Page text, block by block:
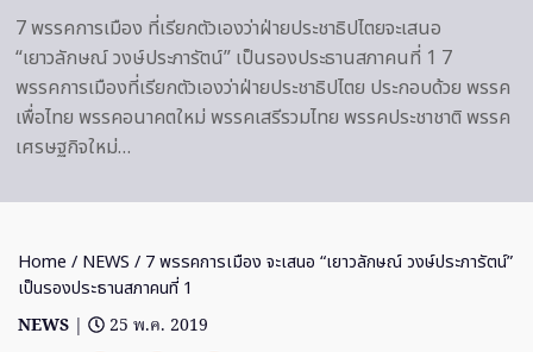
7 พรรคการเมือง ที่เรียกตัวเองว่าฝ่ายประชาธิปไตยจะเสนอ
“เยาวลักษณ์ วงษ์ประภารัตน์” เป็นรองประธานสภาคนที่ 1 7
พรรคการเมืองที่เรียกตัวเองว่าฝ่ายประชาธิปไตย ประกอบด้วย พรรค
เพื่อไทย พรรคอนาคตใหม่ พรรคเสรีรวมไทย พรรคประชาชาติ พรรค
เศรษฐกิจใหม่…
Home / NEWS / 7 พรรคการเมือง จะเสนอ “เยาวลักษณ์ วงษ์ประภารัตน์”
เป็นรองประธานสภาคนที่ 1
NEWS |
25 พ.ค. 2019